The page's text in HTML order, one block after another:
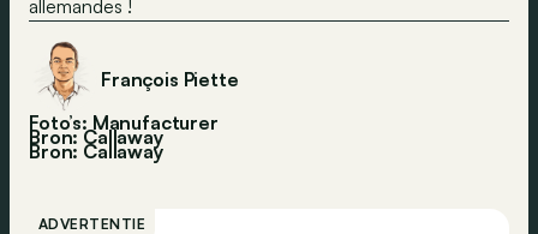
allemandes !
François Piette
Foto’s: Manufacturer
Bron: Callaway
Bron: Callaway
ADVERTENTIE